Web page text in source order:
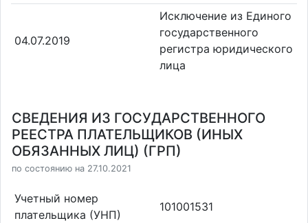
04.07.2019
Исключение из Единого
государственного
регистра юридического
лица
СВЕДЕНИЯ ИЗ ГОСУДАРСТВЕННОГО
РЕЕСТРА ПЛАТЕЛЬЩИКОВ (ИНЫХ
ОБЯЗАННЫХ ЛИЦ) (ГРП)
по состоянию на 27.10.2021
Учетный номер
плательщика (УНП)
101001531